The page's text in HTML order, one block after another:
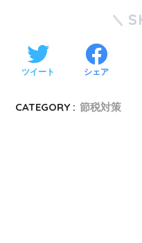
ツイート シェア
CATEGORY : 節税対策